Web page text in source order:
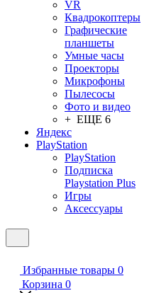
VR
Квадрокоптеры
Графические
планшеты
Умные часы
Проекторы
Микрофоны
Пылесосы
Фото и видео
+ ЕЩЕ 6
Яндекс
PlayStation
PlayStation
Подписка
Playstation Plus
Игры
Аксессуары
Избранные товары 0
Корзина 0